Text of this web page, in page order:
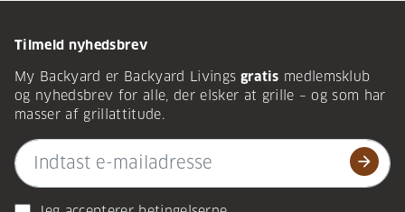
Tilmeld nyhedsbrev
My Backyard er Backyard Livings gratis medlemsklub
og nyhedsbrev for alle, der elsker at grille – og som har
masser af grillattitude.
arrow_forward